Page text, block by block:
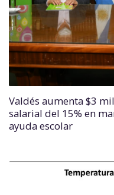
Valdés aumenta $3
salarial del 15% en
ayuda escolar